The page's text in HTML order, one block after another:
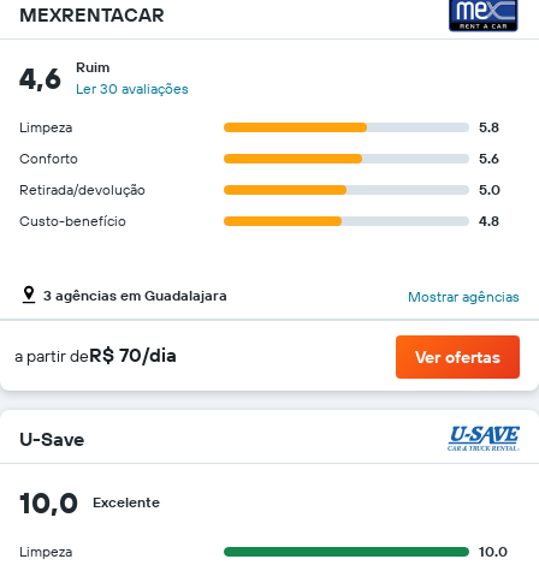
MEXRENTACAR
4,6
Ruim
Ler 30 avaliações
Limpeza
5.8
Conforto
5.6
Retirada/devolução
5.0
Custo-benefício
4.8
3 agências em Guadalajara Mostrar agências
a partir deR$ 70/dia Ver ofertas
U-Save
10,0 Excelente
Limpeza
10.0